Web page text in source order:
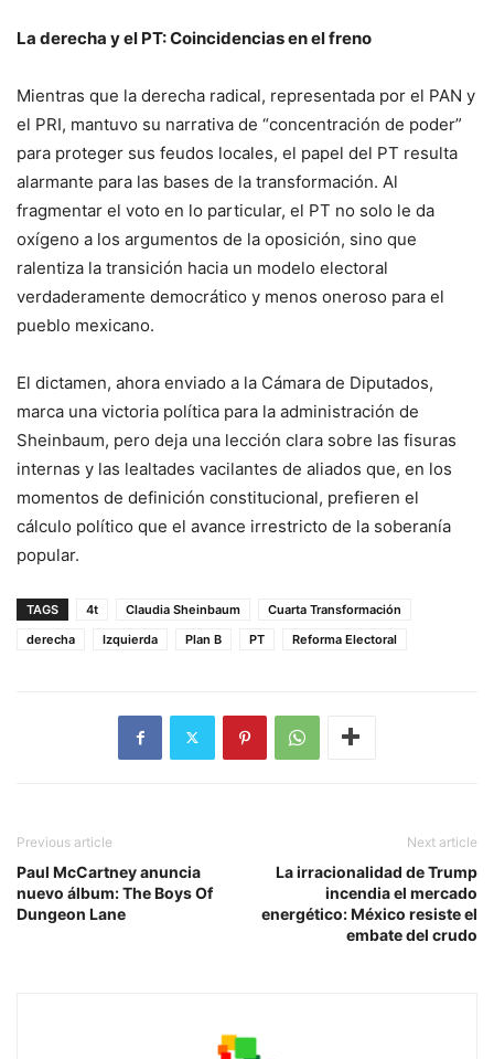
La derecha y el PT: Coincidencias en el freno
Mientras que la derecha radical, representada por el PAN y
el PRI, mantuvo su narrativa de “concentración de poder”
para proteger sus feudos locales, el papel del PT resulta
alarmante para las bases de la transformación. Al
fragmentar el voto en lo particular, el PT no solo le da
oxígeno a los argumentos de la oposición, sino que
ralentiza la transición hacia un modelo electoral
verdaderamente democrático y menos oneroso para el
pueblo mexicano.
El dictamen, ahora enviado a la Cámara de Diputados,
marca una victoria política para la administración de
Sheinbaum, pero deja una lección clara sobre las fisuras
internas y las lealtades vacilantes de aliados que, en los
momentos de definición constitucional, prefieren el
cálculo político que el avance irrestricto de la soberanía
popular.
TAGS 4t Claudia Sheinbaum
Cuarta Transformación
derecha
Izquierda Plan B PT Reforma Electoral
Previous article
Paul McCartney anuncia
nuevo álbum: The Boys Of
Dungeon Lane
Next article
La irracionalidad de Trump
incendia el mercado
energético: México resiste el
embate del crudo